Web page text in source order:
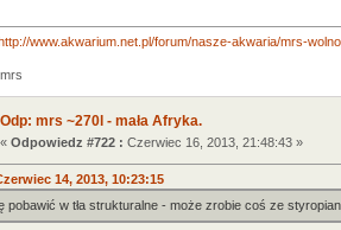
www.akwarium.net.pl/forum/nasze-akwaria/mrs-
Odp: mrs ~270l - mała Afryka.
« Odpowiedz #722 : Czerwiec 16, 2013, 21:48:43 »
14, 2013, 10:23:15
pobawić w tła strukturalne - może zrobie coś ze